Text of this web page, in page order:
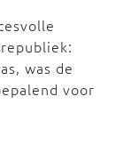
was de
voor